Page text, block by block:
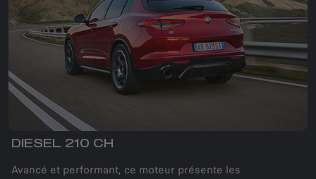
DIESEL 210 CH
Avancé et performant, ce moteur présente les